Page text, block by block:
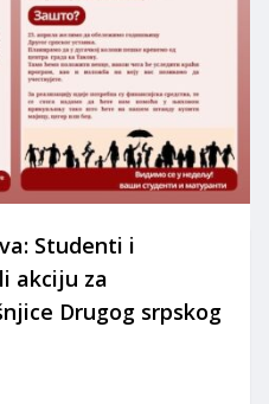
Studenti i
akciju za
Drugog srpskog